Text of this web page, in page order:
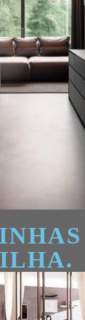
ILHA.